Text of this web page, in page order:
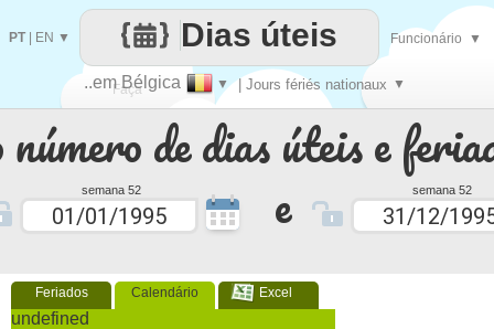
de dias úteis e
semana 52 e semana 52
Feriados Calendário Excel
undefined
Faça
cada
..em Bélgica ▼ | Jours fériés nationaux ▼
Dias úteis
PT| EN ▼ Funcionário ▼